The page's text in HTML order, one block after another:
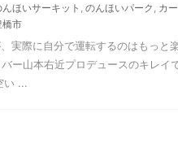
んほいサーキット , のんほいパーク , カ
橋市
実際に自分で運転するのはもっと
ー山本右近プロデュースのキレイ
い ...